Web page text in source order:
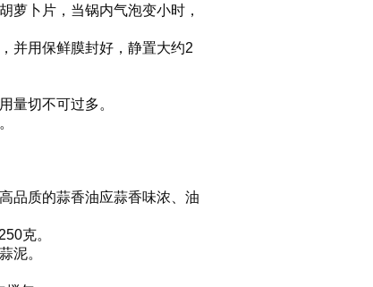
萝卜片，当锅内气泡变小时，
用保鲜膜封好，静置大约2
切不可过多。
品质的蒜香油应蒜香味浓、油
克。
泥。